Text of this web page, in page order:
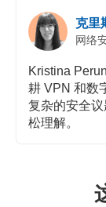
克里
网络
Kristina
耕 VPN 和数
复杂的安全
松理解。